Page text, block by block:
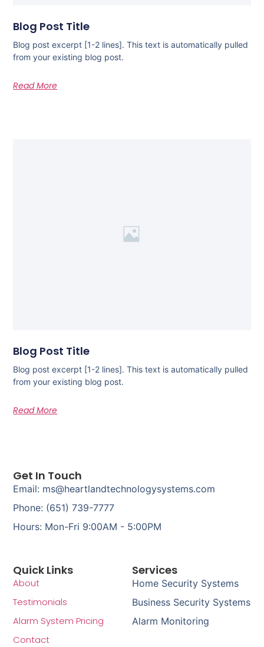
Blog Post Title
Blog post excerpt [1-2 lines]. This text is automatically pulled
from your existing blog post.
Read More
Blog Post Title
Blog post excerpt [1-2 lines]. This text is automatically pulled
from your existing blog post.
Read More
Services
Home Security Systems
Business Security Systems
Alarm Monitoring
Quick Links
About
Testimonials
Alarm System Pricing
Contact
Get In Touch
Email: ms@heartlandtechnologysystems.com
Phone: (651) 739-7777
Hours: Mon-Fri 9:00AM - 5:00PM